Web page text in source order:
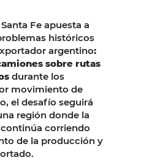
Fe apuesta a
históricos
argentino:
sobre rutas
durante los
movimiento de
el desafío seguirá
región donde la
corriendo
de la producción y